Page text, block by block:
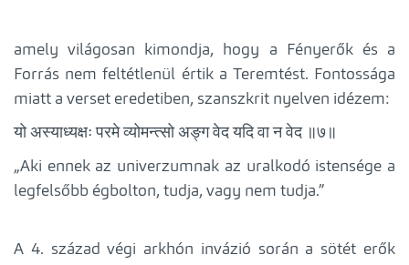
amely világosan kimondja, hogy a Fényerők és a
Forrás nem feltétlenül értik a Teremtést. Fontossága
miatt a verset eredetiben, szanszkrit nyelven idézem:
यो अस्याध्यक्षः परमे व्योमन्त्सो अङ्ग वेद यदि वा न वेद ॥७॥
„Aki ennek az univerzumnak az uralkodó istensége a
legfelsőbb égbolton, tudja, vagy nem tudja.”
A 4. század végi arkhón invázió során a sötét erők